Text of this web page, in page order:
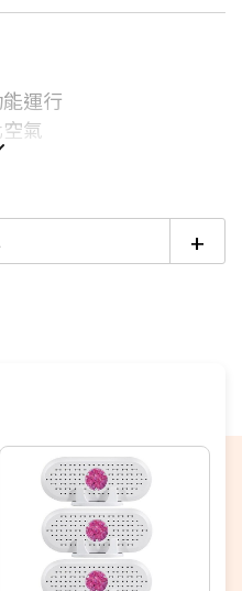
$106
$54
卡滿額最高回饋25%
達人教你買
運行
氣
用
+